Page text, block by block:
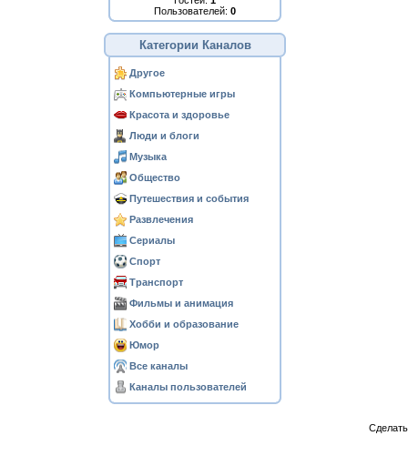
Пользователей: 0
Категории Каналов
Другое
Компьютерные игры
Красота и здоровье
Люди и блоги
Музыка
Общество
Путешествия и события
Развлечения
Сериалы
Спорт
Транспорт
Фильмы и анимация
Хобби и образование
Юмор
Все каналы
Каналы пользователей